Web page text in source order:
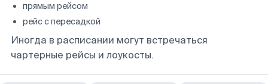
прямым рейсом
рейс с пересадкой
Иногда в расписании могут встречаться
чартерные рейсы и лоукосты.